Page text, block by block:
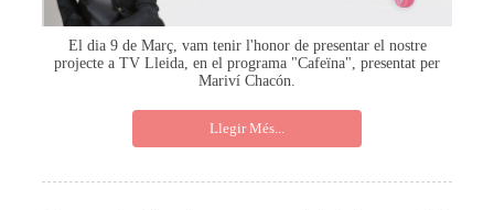
El dia 9 de Març, vam tenir l'honor de presentar el nostre
projecte a TV Lleida, en el programa "Cafeïna", presentat per
Mariví Chacón.
Llegir Més...